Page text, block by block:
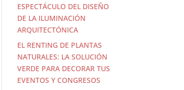
ESPECTÁCULO DEL DISEÑO
DE LA ILUMINACIÓN
ARQUITECTÓNICA
EL RENTING DE PLANTAS
NATURALES: LA SOLUCIÓN
VERDE PARA DECORAR TUS
EVENTOS Y CONGRESOS